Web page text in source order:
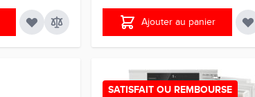
Ajouter au panier
SATISFAIT OU REMBOURSE